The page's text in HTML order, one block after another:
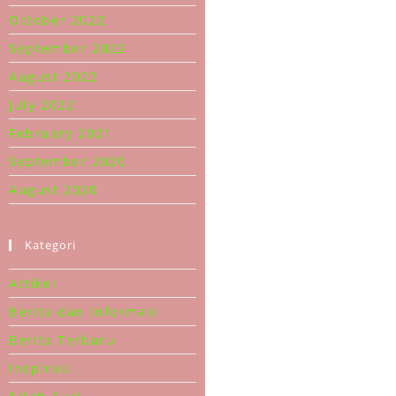
October 2022
September 2022
August 2022
July 2022
February 2021
September 2020
August 2020
Kategori
Artikel
Berita dan Informasi
Berita Terbaru
Inspirasi
HUBUNGI KAMI
Retret Tirta Ria), Jl.
Raya, Kalimantan Barat
78391 - INDONESIA
Phone: